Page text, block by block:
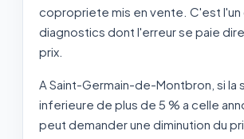
copropriete mis en vente. C'est l'un
diagnostics dont l'erreur se paie
prix.
A Saint-Germain-de-Montbron, si la
inferieure de plus de 5 % a celle
peut demander une diminution du